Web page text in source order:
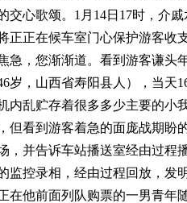
交心歌颂。 1 月 14日 17时，介
正正在候车室门心保护游客收
急，您渐渐道。看到游客谦头
岁，山西省寿阳县人），当天
内乱贮存着很多多少主要的小
但看到游客着急的面庞战期盼
，并告诉车站播送室经由过程
监控录相，经由过程回放，发
在他前面列队购票的一男青年